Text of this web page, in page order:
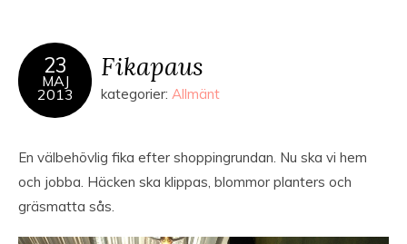
23
MAJ
2013
Fikapaus
kategorier: Allmänt
En välbehövlig fika efter shoppingrundan. Nu ska vi hem
och jobba. Häcken ska klippas, blommor planters och
gräsmatta sås.